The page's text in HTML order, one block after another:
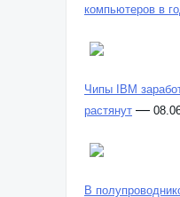
компьютеров в
Чипы IBM
растянут —
В